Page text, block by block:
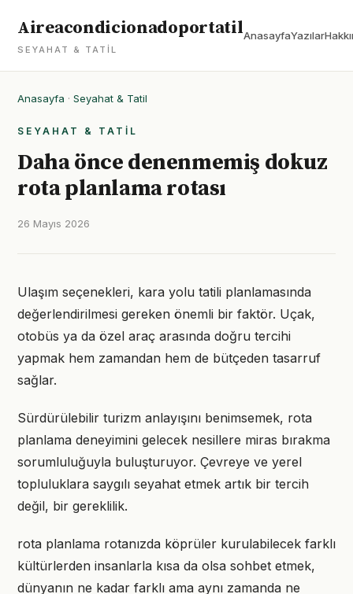
Aireacondicionadoportatil
SEYAHAT & TATIL
AnasayfaYazılar
Anasayfa · Seyahat & Tatil
SEYAHAT & TATIL
Daha önce denenmemiş dokuz
rota planlama rotası
26 Mayıs 2026
Ulaşım seçenekleri, kara yolu tatili planlamasında
değerlendirilmesi gereken önemli bir faktör. Uçak,
otobüs ya da özel araç arasında doğru tercihi
yapmak hem zamandan hem de bütçeden tasarruf
sağlar.
Sürdürülebilir turizm anlayışını benimsemek, rota
planlama deneyimini gelecek nesillere miras bırakma
sorumluluğuyla buluşturuyor. Çevreye ve yerel
topluluklara saygılı seyahat etmek artık bir tercih
değil, bir gereklilik.
rota planlama rotanızda köprüler kurulabilecek farklı
kültürlerden insanlarla kısa da olsa sohbet etmek,
dünyanın ne kadar farklı ama aynı zamanda ne